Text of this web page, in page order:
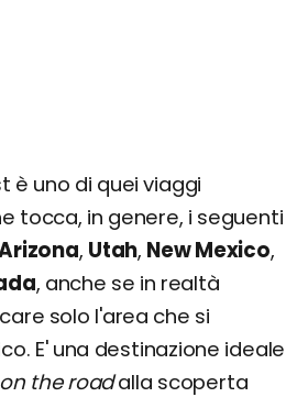
di Zion
e itinerari consigliati
è uno di quei viaggi
tocca, in genere, i seguenti
, Utah, New Mexico,
, anche se in realtà
solo l'area che si
E' una destinazione ideale
on the roadalla scoperta